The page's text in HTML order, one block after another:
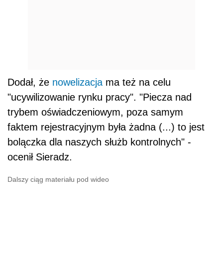
Dodał, że nowelizacja ma też na celu
"ucywilizowanie rynku pracy". "Piecza nad
trybem oświadczeniowym, poza samym
faktem rejestracyjnym była żadna (...) to jest
bolączka dla naszych służb kontrolnych" -
ocenił Sieradz.
Dalszy ciąg materiału pod wideo